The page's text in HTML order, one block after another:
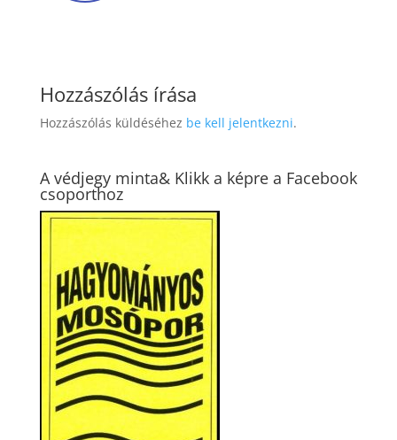
Hozzászólás írása
Hozzászólás küldéséhez be kell jelentkezni.
A védjegy minta& Klikk a képre a Facebook
csoporthoz